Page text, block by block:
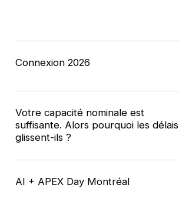
Connexion 2026
Votre capacité nominale est
suffisante. Alors pourquoi les délais
glissent-ils ?
AI + APEX Day Montréal